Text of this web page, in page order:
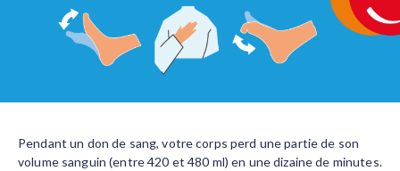
Body
Pendant un don de sang, votre corps perd une partie de son
volume sanguin (entre 420 et 480 ml) en une dizaine de minutes.